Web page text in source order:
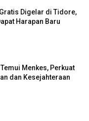
Digelar di Tidore,
Harapan Baru
Menkes, Perkuat
dan Kesejahteraan